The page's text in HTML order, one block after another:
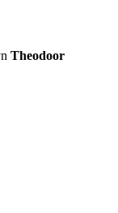
Theodoor